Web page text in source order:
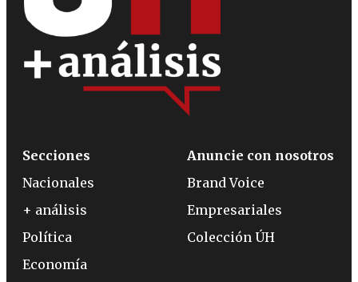
Secciones
Nacionales
+ análisis
Política
Economía
Anuncie con nosotros
Brand Voice
Empresariales
Colección ÚH